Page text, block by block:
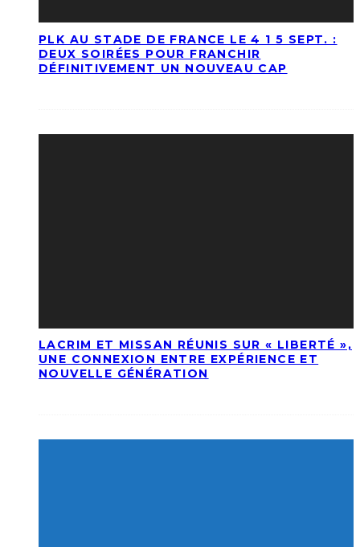
PLK AU STADE DE FRANCE LE 4 1 5 SEPT. :
DEUX SOIRÉES POUR FRANCHIR
DÉFINITIVEMENT UN NOUVEAU CAP
LACRIM ET MISSAN RÉUNIS SUR « LIBERTÉ »,
UNE CONNEXION ENTRE EXPÉRIENCE ET
NOUVELLE GÉNÉRATION